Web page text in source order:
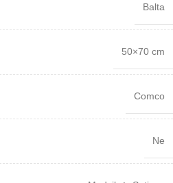
Balta
50×70 cm
Comco
Ne